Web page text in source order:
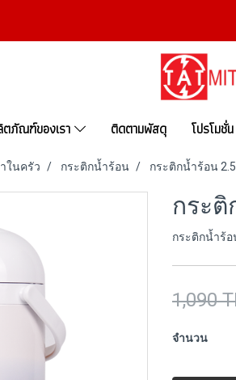
ตภัณฑ์ของเรา ติดตามพัสดุ โปรโมชั่น
ในครัว กระติกน้ำร้อน กระติกน้ำร้อน
กระติ
กระติกน้ำร้อ
1,090
จำนวน